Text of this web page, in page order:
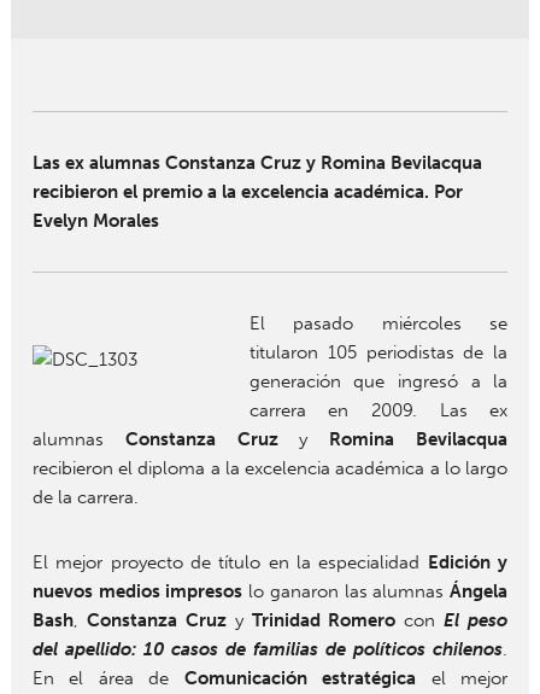
Las ex alumnas Constanza Cruz y Romina Bevilacqua
recibieron el premio a la excelencia académica. Por
Evelyn Morales
El pasado miércoles se
titularon 105 periodistas de la
generación que ingresó a la
carrera en 2009. Las ex
alumnas Constanza Cruzy Romina Bevilacqua
recibieron el diploma a la excelencia académica a lo largo
de la carrera.
El mejor proyecto de título en la especialidad Edición y
nuevos medios impresos lo ganaron las alumnasÁngela
Bash, Constanza Cruzy Trinidad Romero con El peso
del apellido: 10 casos de familias de políticos chilenos.
En el área de Comunicación estratégica el mejor